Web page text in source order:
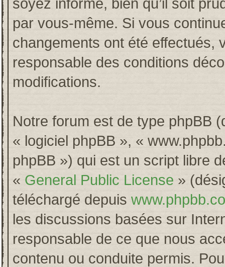
par vous-même. Si vous
changements ont été effectués,
responsable des conditions
modifications.
Notre forum est de type phpBB
« logiciel phpBB », «
phpBB ») qui est un script libre
« General Public License »
téléchargé depuis
les discussions basées sur
responsable de ce que nous
contenu ou conduite permis.